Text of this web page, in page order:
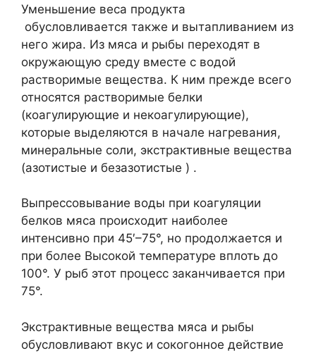
Уменьшение веса продукта
обусловливается также и вытапливанием из
него жира. Из мяса и рыбы переходят в
окружающую среду вместе с водой
растворимые вещества. К ним прежде всего
относятся растворимые белки
(коагулирующие и некоагулирующие),
которые выделяются в начале нагревания,
минеральные соли, экстрактивные вещества
(азотистые и безазотистые ) .
Выпрессовывание воды при коагуляции
белков мяса происходит наиболее
интенсивно при 45′–75°, но продолжается и
при более Высокой температуре вплоть до
100°. У рыб этот процесс заканчивается при
75°.
Экстрактивные вещества мяса и рыбы
обусловливают вкус и сокогонное действие